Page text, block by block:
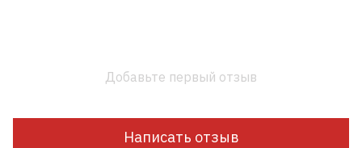
Добавьте первый отзыв
Написать отзыв